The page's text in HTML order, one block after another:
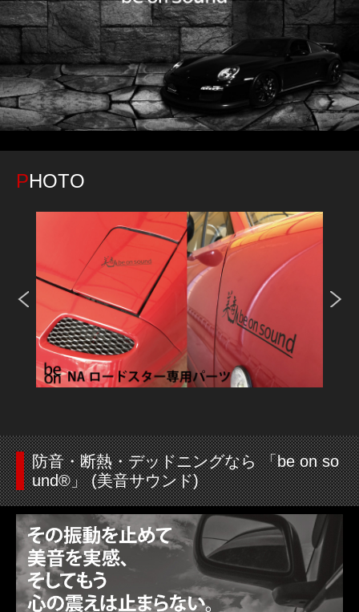
PHOTO
防音・断熱・デッドニングなら 「be on so
und®」 (美音サウンド)